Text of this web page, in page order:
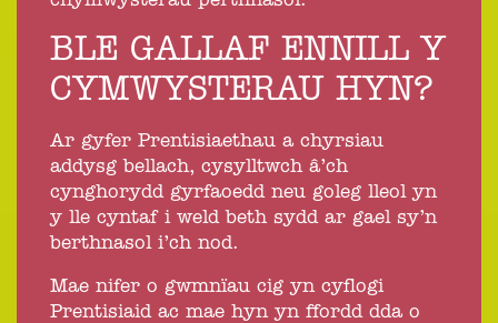
BLE GALLAF ENNILL Y
CYMWYSTERAU HYN?
Ar gyfer Prentisiaethau a chyrsiau
addysg bellach, cysylltwch â’ch
cynghorydd gyrfaoedd neu goleg lleol yn
y lle cyntaf i weld beth sydd ar gael sy’n
berthnasol i’ch nod.
Mae nifer o gwmnïau cig yn cyflogi
Prentisiaid ac mae hyn yn ffordd dda o